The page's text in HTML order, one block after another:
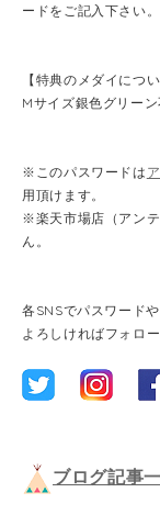
ードをご記入下さい。
【特典のメダイについ
Mサイズ銀色グリーン
※このパスワードは
用頂けます。
※楽天市場店（アン
ん。
各SNSでパスワード
よろしければフォロ
ブログ記事